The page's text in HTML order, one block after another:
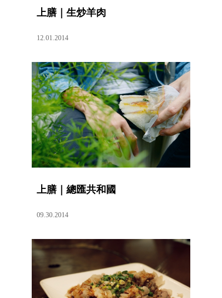
上膳｜生炒羊肉
12.01.2014
上膳｜總匯共和國
09.30.2014